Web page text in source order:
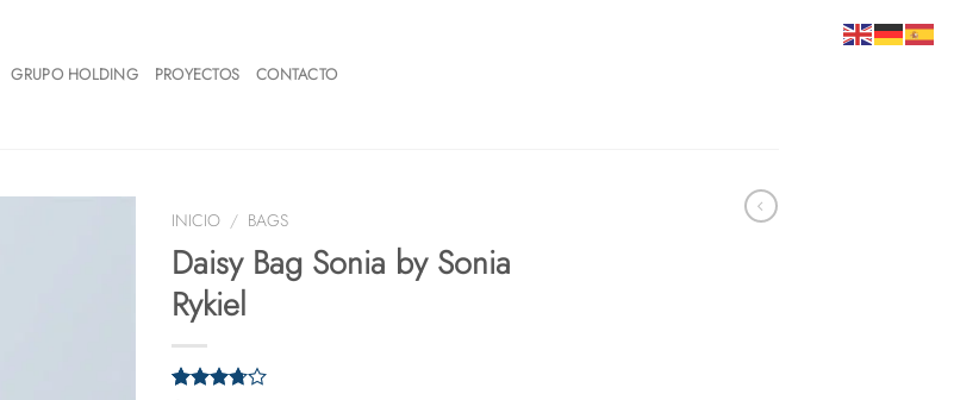
GRUPO HOLDING PROYECTOS CONTACTO
INICIO / BAGS
Daisy Bag Sonia by Sonia
Rykiel